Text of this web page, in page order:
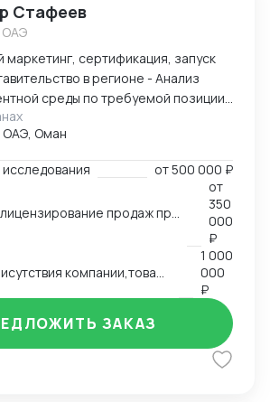
Стафеев
ОАЭ
сертификация, запуск
в регионе - Анализ
среды по требуемой позиции/
обзор и анализ цен, конкурирующих
по группам, обзор трендов,
и традиции, основных
на региональных рынках. swot
к условиям и требованиям
- Представление интересов
в регионе
ОАЭ, Оман
от500 000 ₽
от
350
000
₽
Организация присутствия компании,товаров, услуг на международном рынке, запуск продаж
1 000
000
₽
ЗАКАЗ